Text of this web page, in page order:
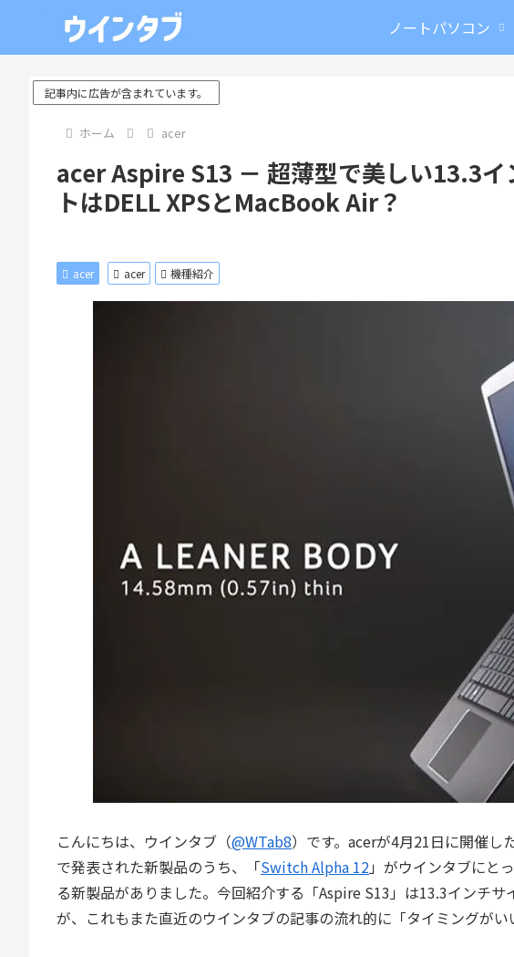
ノートパソコン
記事内に広告が含まれています。
ホーム acer
acer Aspire S13 － 超薄型で美しい13.3
トはDELL XPSとMacBook Air？
acer acer 機種紹介
こんにちは、ウインタブ（@WTab8）です。acerが4月21日に開催し
で発表された新製品のうち、「Switch Alpha 12」がウインタブにと
る新製品がありました。今回紹介する「Aspire S13」は13.3インチ
が、これもまた直近のウインタブの記事の流れ的に「タイミングがい